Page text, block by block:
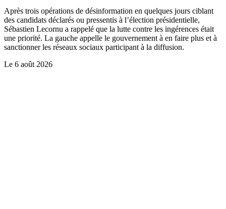
Après trois opérations de désinformation en quelques jours ciblant
des candidats déclarés ou pressentis à l’élection présidentielle,
Sébastien Lecornu a rappelé que la lutte contre les ingérences était
une priorité. La gauche appelle le gouvernement à en faire plus et à
sanctionner les réseaux sociaux participant à la diffusion.
Le 6 août 2026